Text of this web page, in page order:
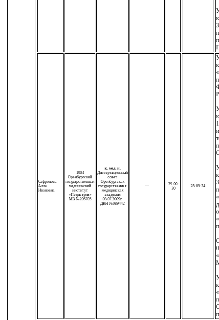
Сафронова
Алла
Ивановна
1984
Оренбургский
государственный
медицинский
институт
«Педиатрия»
МВ №205705
к. мед. н.
Диссертационный
совет
Оренбургская
государственная
медицинская
академия
03.07.2009г.
ДКН №089442
—
39-00-
30
28-05-24